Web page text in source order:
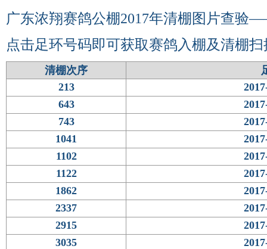
广东浓翔赛鸽公棚2017年清棚图片查验
点击足环号码即可获取赛鸽入棚及清棚
清棚次序
213
643
743
1041
1102
1122
1862
2337
2915
3035